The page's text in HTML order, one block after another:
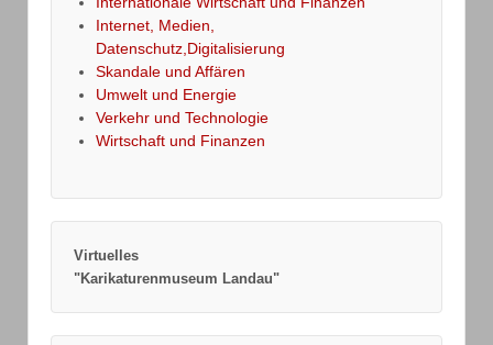
Internet, Medien,
Datenschutz,Digitalisierung
Skandale und Affären
Umwelt und Energie
Verkehr und Technologie
Wirtschaft und Finanzen
Virtuelles
"Karikaturenmuseum Landau"